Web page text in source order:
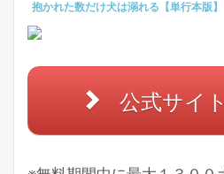
抱かれた数だけ犬は溺れる【単行本版】
公式サイ